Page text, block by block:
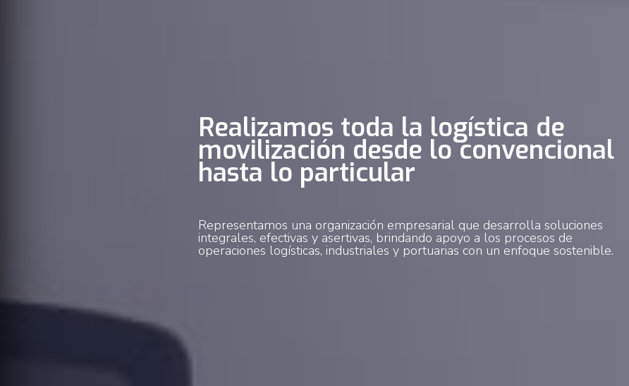
Realizamos toda la logística de
movilización desde lo convencional
hasta lo particular
Representamos una organización empresarial que desarrolla soluciones
integrales, efectivas y asertivas, brindando apoyo a los procesos de
operaciones logísticas, industriales y portuarias con un enfoque sostenible.